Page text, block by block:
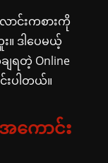
ာင်းကစားကို
ဒါပေမယ့်
ရတဲ့ Online
းပါတယ်။
ကောင်း